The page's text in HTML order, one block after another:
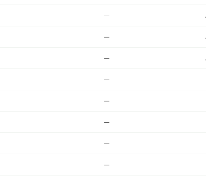
—
—
—
—
—
—
—
—